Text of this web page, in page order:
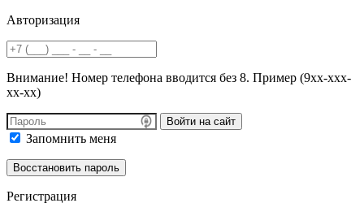
Авторизация
Внимание! Номер телефона вводится без 8. Пример (9хх-ххх-
хх-хх)
Войти на сайт
Запомнить меня
Регистрация